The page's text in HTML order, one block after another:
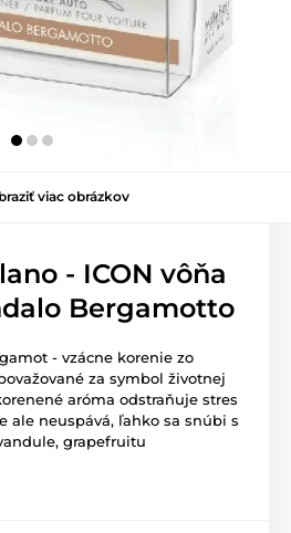
viac obrázkov
- ICON vôňa
Bergamotto
- vzácne korenie zo
za symbol životnej
aróma odstraňuje stres
ale neuspává, ľahko sa snúbi s
grapefruitu